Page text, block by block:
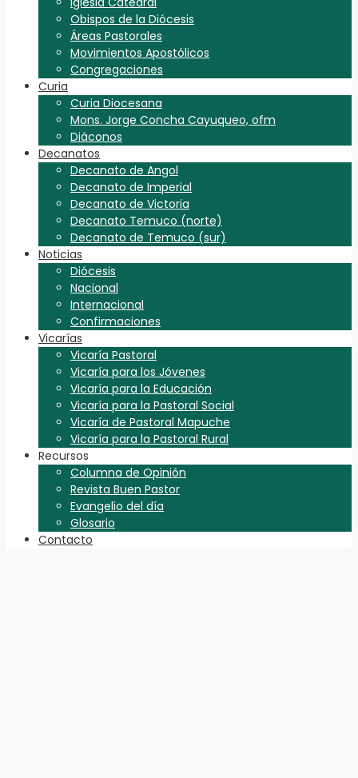
Obispos de la Diócesis
Áreas Pastorales
Movimientos Apostólicos
Congregaciones
Curia
Curia Diocesana
Mons. Jorge Concha Cayuqueo, ofm
Diáconos
Decanatos
Decanato de Angol
Decanato de Imperial
Decanato de Victoria
Decanato Temuco (norte)
Decanato de Temuco (sur)
Noticias
Diócesis
Nacional
Internacional
Confirmaciones
Vicarías
Vicaría Pastoral
Vicaría para los Jóvenes
Vicaría para la Educación
Vicaría para la Pastoral Social
Vicaría de Pastoral Mapuche
Vicaría para la Pastoral Rural
Recursos
Columna de Opinión
Revista Buen Pastor
Evangelio del día
Glosario
Contacto